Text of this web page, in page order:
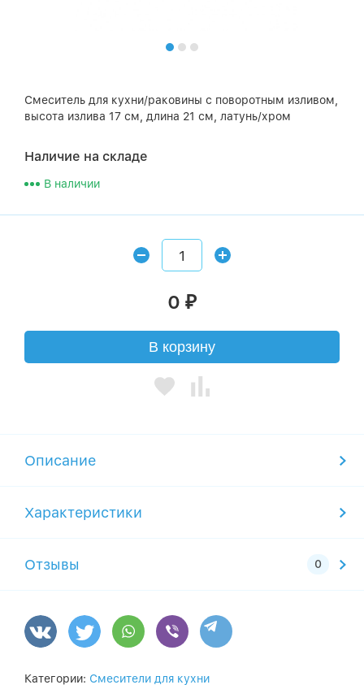
Смеситель для кухни/раковины с поворотным изливом,
высота излива 17 см, длина 21 см, латунь/хром
Наличие на складе
В наличии
0 ₽
В корзину
Описание
Характеристики
Отзывы
Категории: Смесители для кухни